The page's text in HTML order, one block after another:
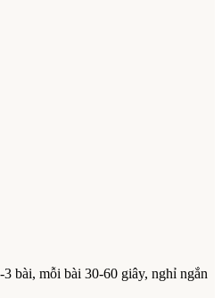
bài, mỗi bài 30-60 giây, nghỉ ngắn